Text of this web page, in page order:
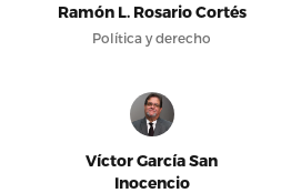
Ramón L. Rosario Cortés
Política y derecho
Víctor García San
Inocencio